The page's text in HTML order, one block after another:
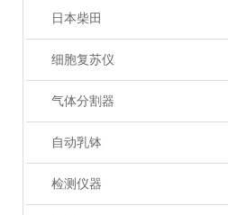
日本柴田
细胞复苏仪
气体分割器
自动乳钵
检测仪器